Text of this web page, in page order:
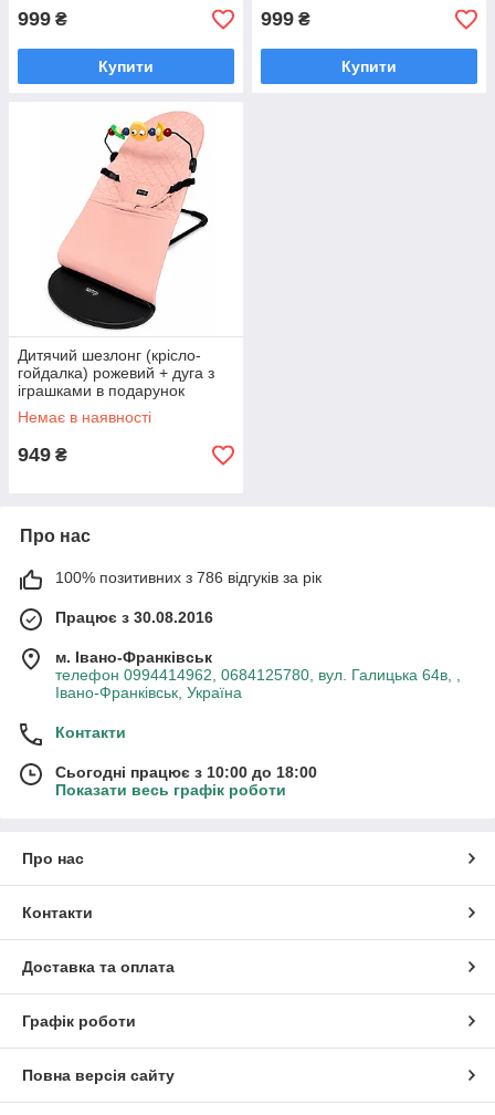
999 ₴
Купити
999 ₴
Купити
Дитячий шезлонг (крісло-
гойдалка) рожевий + дуга з
іграшками в подарунок
Немає в наявності
949 ₴
Про нас
100% позитивних з 786 відгуків за рік
Працює з 30.08.2016
м. Івано-Франківськ
телефон 0994414962, 0684125780, вул. Галицька 64в, ,
Івано-Франківськ, Україна
Контакти
Сьогодні працює з 10:00 до 18:00
Показати весь графік роботи
Про нас
Контакти
Доставка та оплата
Графік роботи
Повна версія сайту